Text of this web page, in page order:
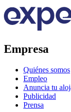
Empresa
Quiénes somos
Empleo
Anuncia tu
Publicidad
Prensa